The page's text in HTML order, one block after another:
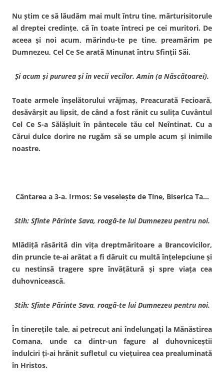
Nu ştim ce să lăudăm mai mult întru tine, mărturisitorule
al dreptei credinţe, că în toate întreci pe cei muritori. De
aceea şi noi acum, mărindu-te pe tine, preamărim pe
Dumnezeu, Cel Ce Se arată Minunat întru Sfinţii Săi.
Şi acum şi pururea şi în vecii vecilor. Amin (a Născătoarei).
Toate armele înşelătorului vrăjmaş, Preacurată Fecioară,
desăvârşit au lipsit, de când a fost rănit cu suliţa Cuvântul
Cel Ce S-a Sălăşluit în pântecele tău cel Neîntinat. Cu a
Cărui dulce dorire ne rugăm să se umple acum şi inimile
noastre.
Cântarea a 3-a. Irmos: Se veseleşte de Tine, Biserica Ta…
Stih: Sfinte Părinte Sava, roagă-te lui Dumnezeu pentru noi.
Mlădiţă răsărită din viţa dreptmăritoare a Brancovicilor,
din pruncie te-ai arătat a fi dăruit cu multă înţelepciune şi
cu nestinsă tragere spre învăţătură şi spre viaţa cea
duhovnicească.
Stih: Sfinte Părinte Sava, roagă-te lui Dumnezeu pentru noi.
În tinereţile tale, ai petrecut ani îndelungaţi la Mănăstirea
Comana, unde ca dintr-un fagure al duhovniceştii
îndulciri ţi-ai hrănit sufletul cu vieţuirea cea prealuminată
în Hristos.